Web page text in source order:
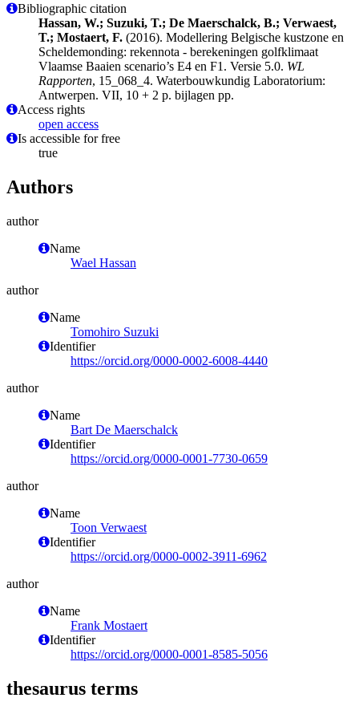
Bibliographic citation
Hassan, W.; Suzuki, T.; De Maerschalck, B.; Verwaest,
T.; Mostaert, F. (2016). Modellering Belgische kustzone en
Scheldemonding: rekennota ‐ berekeningen golfklimaat
Vlaamse Baaien scenario’s E4 en F1. Versie 5.0. WL
Rapporten, 15_068_4. Waterbouwkundig Laboratorium:
Antwerpen. VII, 10 + 2 p. bijlagen pp.
Access rights
open access
Is accessible for free
true
Authors
author
Name
Wael Hassan
author
Name
Tomohiro Suzuki
Identifier
https://orcid.org/0000-0002-6008-4440
author
Name
Bart De Maerschalck
Identifier
https://orcid.org/0000-0001-7730-0659
author
Name
Toon Verwaest
Identifier
https://orcid.org/0000-0002-3911-6962
author
Name
Frank Mostaert
Identifier
https://orcid.org/0000-0001-8585-5056
thesaurus terms